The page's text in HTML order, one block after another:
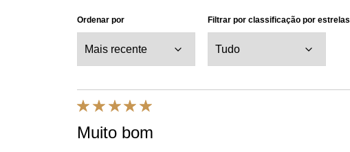
Ordenar por Filtrar por classificação por estrelas
Muito bom